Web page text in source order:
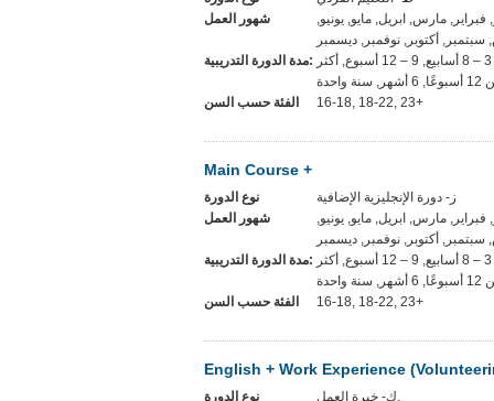
شهور العمل
فبراير, مارس, ابريل, مايو, يونيو,
أكتوبر, نوفمبر, ديسمبر
مدة الدورة التدريبية: المرونة, 1-2 أسابيع, 3 – 8 أسابيع, 9 – 12 أسبوع, أكثر
سنة واحدة
الفئة حسب السن
16-18, 18-22, 23+
Main Course +
نوع الدورة
ز- دورة الإنجليزية الإضافية
شهور العمل
فبراير, مارس, ابريل, مايو, يونيو,
أكتوبر, نوفمبر, ديسمبر
مدة الدورة التدريبية: المرونة, 1-2 أسابيع, 3 – 8 أسابيع, 9 – 12 أسبوع, أكثر
سنة واحدة
الفئة حسب السن
16-18, 18-22, 23+
English + Work Experience
نوع الدورة
ك- خبرة العمل.